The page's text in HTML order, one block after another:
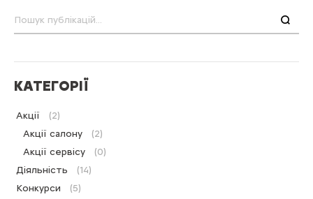
КАТЕГОРІЇ
Акції
(2)
Акції салону
(2)
Акції сервісу
(0)
Діяльність
(14)
Конкурси
(5)